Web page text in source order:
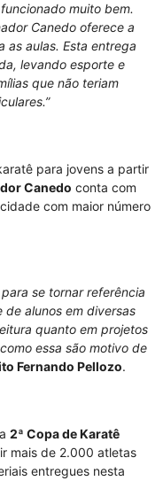
muito bem.
Canedo oferece a
as aulas. Esta entrega
levando esporte e
que não teriam
para jovens a partir
Canedo conta com
com maior número
se tornar referência
alunos em diversas
quanto em projetos
essa são motivo de
Fernando Pellozo.
2ª Copa de Karatê
mais de 2.000 atletas
entregues nesta